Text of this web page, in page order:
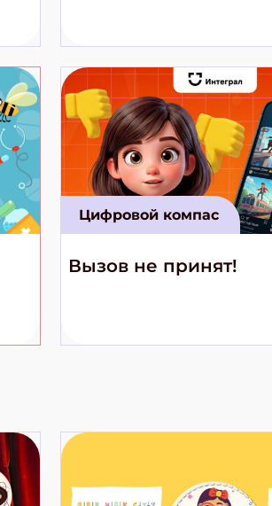
Цифровой компас
Вызов не принят!